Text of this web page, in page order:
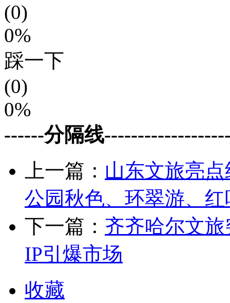
(0)
0%
踩一下
(0)
0%
------分隔线
上一篇： 山东文旅亮
公园秋色、环翠游、红
下一篇： 齐齐哈尔文
IP引爆市场
收藏